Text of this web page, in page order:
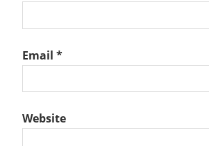
Email *
Website